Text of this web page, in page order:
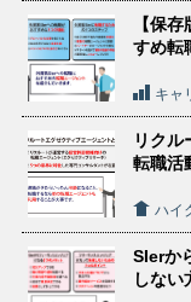
【保
すめ転
キャ
リクル
転職活
ハイ
SIerか
しない